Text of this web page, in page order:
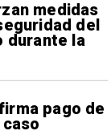
medidas
del
durante la
pago de